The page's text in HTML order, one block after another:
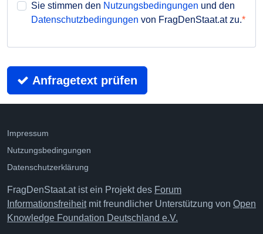
Sie stimmen den Nutzungsbedingungen und den
Datenschutzbedingungen von FragDenStaat.at zu.
Anfragetext prüfen
Impressum
Nutzungsbedingungen
Datenschutzerklärung
FragDenStaat.at ist ein Projekt des Forum
Informationsfreiheitmit freundlicher Unterstützung von Open
Knowledge Foundation Deutschland e.V.